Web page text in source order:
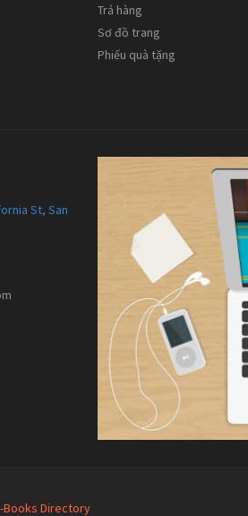
Trả hàng
Sơ đồ trang
Phiếu quà tặng
St, San
Books Directory